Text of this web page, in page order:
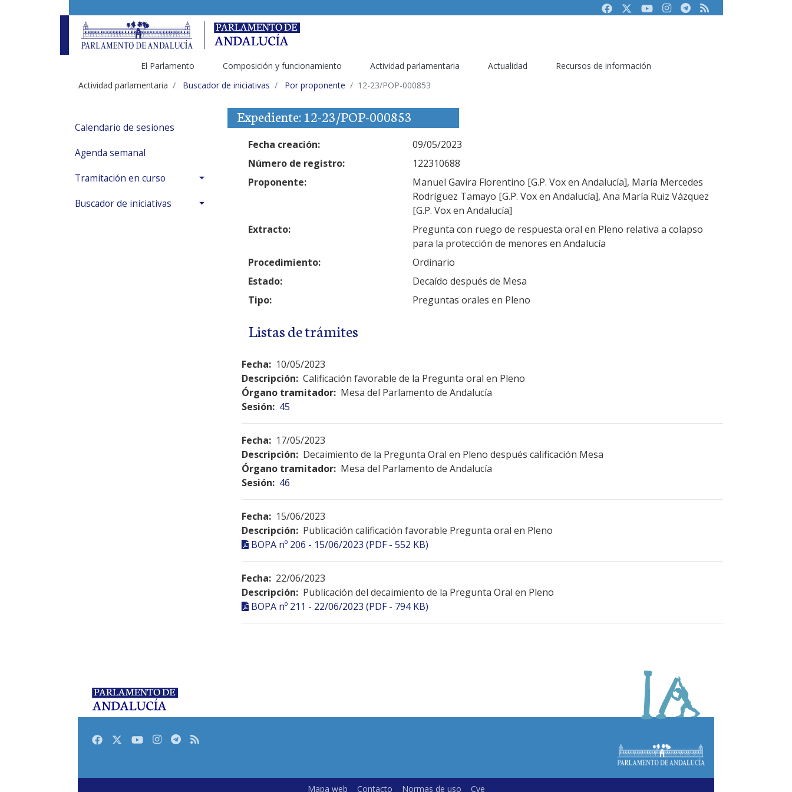
FacebookTwitterYoutubeInstagram
Telegram
RSS
El Parlamento Composición y funcionamiento Actividad parlamentaria Actualidad
Recursos de información
Actividad parlamentaria
Buscador de iniciativas Por proponente 12-23/POP-000853
Calendario de sesiones
Agenda semanal
Tramitación en curso
Buscador de iniciativas
Expediente: 12-23/POP-000853
Fecha creación:
09/05/2023
Número de registro:
122310688
Proponente:
Manuel Gavira Florentino [G.P. Vox en Andalucía], María Mercedes
Rodríguez Tamayo [G.P. Vox en Andalucía], Ana María Ruiz Vázquez
[G.P. Vox en Andalucía]
Extracto:
Pregunta con ruego de respuesta oral en Pleno relativa a colapso
para la protección de menores en Andalucía
Procedimiento:
Ordinario
Estado:
Decaído después de Mesa
Tipo:
Preguntas orales en Pleno
Listas de trámites
Fecha: 10/05/2023
Descripción: Calificación favorable de la Pregunta oral en Pleno
Órgano tramitador: Mesa del Parlamento de Andalucía
Sesión: 45
Fecha: 17/05/2023
Descripción: Decaimiento de la Pregunta Oral en Pleno después calificación Mesa
Órgano tramitador: Mesa del Parlamento de Andalucía
Sesión: 46
Fecha: 15/06/2023
Descripción: Publicación calificación favorable Pregunta oral en Pleno
BOPA nº 206 - 15/06/2023 (PDF - 552 KB)
Fecha: 22/06/2023
Descripción: Publicación del decaimiento de la Pregunta Oral en Pleno
BOPA nº 211 - 22/06/2023 (PDF - 794 KB)
FacebookTwitterYoutubeInstagram
Telegram
RSS
Mapa web Contacto Normas de uso Cve